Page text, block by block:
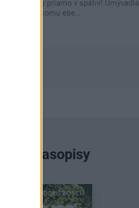
wc misy priamo v spálni! Umývadlá
Tu niekomu ebe…
časopisy